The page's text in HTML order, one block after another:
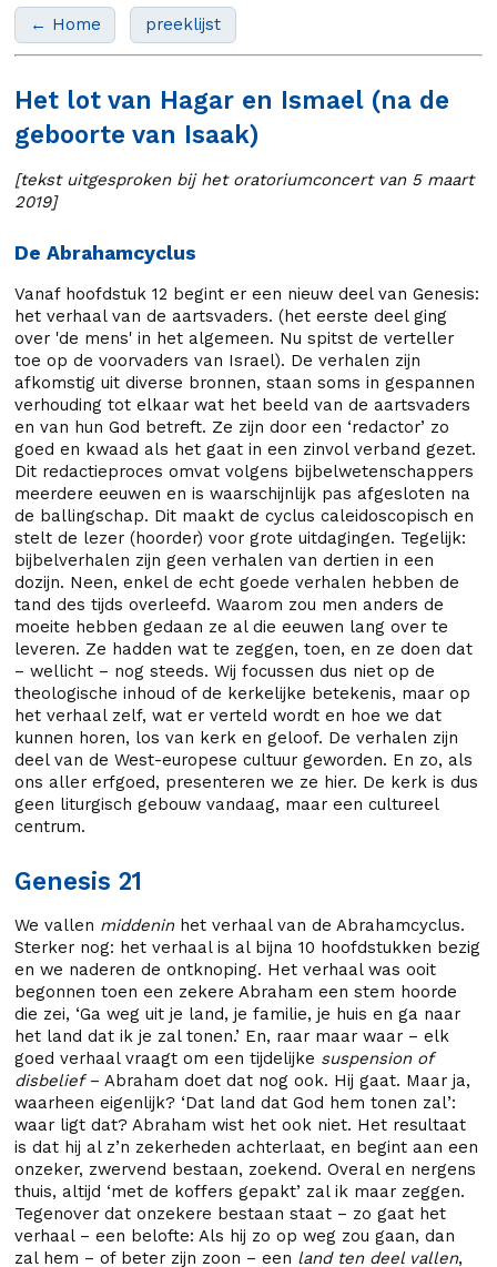
← Home preeklijst
Het lot van Hagar en Ismael (na de
geboorte van Isaak)
[tekst uitgesproken bij het oratoriumconcert van 5 maart
2019]
De Abrahamcyclus
Vanaf hoofdstuk 12 begint er een nieuw deel van Genesis:
het verhaal van de aartsvaders. (het eerste deel ging
over 'de mens' in het algemeen. Nu spitst de verteller
toe op de voorvaders van Israel). De verhalen zijn
afkomstig uit diverse bronnen, staan soms in gespannen
verhouding tot elkaar wat het beeld van de aartsvaders
en van hun God betreft. Ze zijn door een ‘redactor’ zo
goed en kwaad als het gaat in een zinvol verband gezet.
Dit redactieproces omvat volgens bijbelwetenschappers
meerdere eeuwen en is waarschijnlijk pas afgesloten na
de ballingschap. Dit maakt de cyclus caleidoscopisch en
stelt de lezer (hoorder) voor grote uitdagingen. Tegelijk:
bijbelverhalen zijn geen verhalen van dertien in een
dozijn. Neen, enkel de echt goede verhalen hebben de
tand des tijds overleefd. Waarom zou men anders de
moeite hebben gedaan ze al die eeuwen lang over te
leveren. Ze hadden wat te zeggen, toen, en ze doen dat
– wellicht – nog steeds. Wij focussen dus niet op de
theologische inhoud of de kerkelijke betekenis, maar op
het verhaal zelf, wat er verteld wordt en hoe we dat
kunnen horen, los van kerk en geloof. De verhalen zijn
deel van de West-europese cultuur geworden. En zo, als
ons aller erfgoed, presenteren we ze hier. De kerk is dus
geen liturgisch gebouw vandaag, maar een cultureel
centrum.
Genesis 21
We vallen middenin het verhaal van de Abrahamcyclus.
Sterker nog: het verhaal is al bijna 10 hoofdstukken bezig
en we naderen de ontknoping. Het verhaal was ooit
begonnen toen een zekere Abraham een stem hoorde
die zei, ‘Ga weg uit je land, je familie, je huis en ga naar
het land dat ik je zal tonen.’ En, raar maar waar – elk
goed verhaal vraagt om een tijdelijke suspension of
disbelief– Abraham doet dat nog ook. Hij gaat. Maar ja,
waarheen eigenlijk? ‘Dat land dat God hem tonen zal’:
waar ligt dat? Abraham wist het ook niet. Het resultaat
is dat hij al z’n zekerheden achterlaat, en begint aan een
onzeker, zwervend bestaan, zoekend. Overal en nergens
thuis, altijd ‘met de koffers gepakt’ zal ik maar zeggen.
Tegenover dat onzekere bestaan staat – zo gaat het
verhaal – een belofte: Als hij zo op weg zou gaan, dan
zal hem – of beter zijn zoon – een land ten deel vallen,